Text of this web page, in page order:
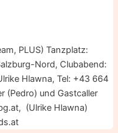
PLUS) Tanzplatz:
Nord, Clubabend:
Hlawna, Tel: +43 664
(Pedro) und Gastcaller
(Ulrike Hlawna)